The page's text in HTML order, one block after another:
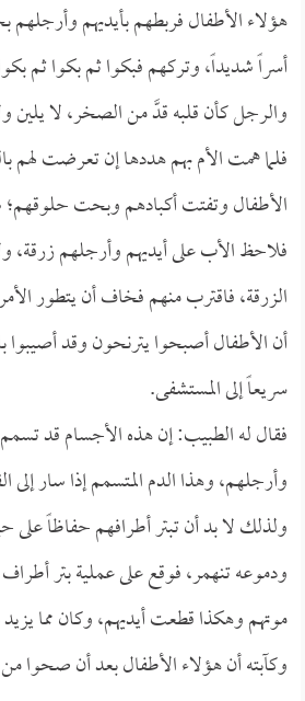
هؤلاء الأطفال فربطهم بأيديهم
أسراً شديداً، وتركهم فبكوا ثم بكوا ثم
والرجل كأن قلبه قدَّ من الصخر، لا يلين
فلما همت الأم بهم هددها إن تعرضت لهم
الأطفال وتفتت أكبادهم وبحت حلوقهم؛
فلاحظ الأب على أيديهم وأرجلهم زرقة،
الزرقة، فاقترب منهم فخاف أن يتطور
أن الأطفال أصبحوا يترنحون وقد أصيبوا
سريعاً إلى المستشفى.
فقال له الطبيب: إن هذه الأجسام قد تسمم
وأرجلهم، وهذا الدم المتسمم إذا سار إلى
ولذلك لا بد أن تبتر أطرافهم حفاظاً على
ودموعه تنهمر، فوقع على عملية بتر
موتهم وهكذا قطعت أيديهم، وكان مما
وكآبته أن هؤلاء الأطفال بعد أن صحوا